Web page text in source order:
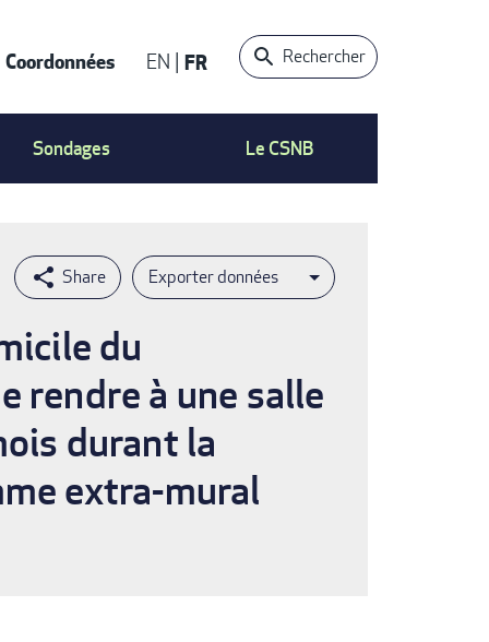
Coordonnées EN FR Rechercher
Sondages Le CSNB
Exporter données
du
rendre à une salle
durant la
extra-mural